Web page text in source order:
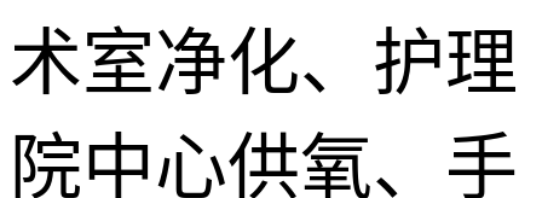
术室净化、护理
院中心供氧、手
修配件